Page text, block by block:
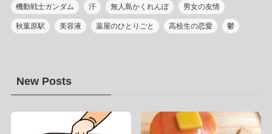
機動戦士ガンダム 汗 無人島かくれんぼ 男女の友情
秋葉原駅 美容液 薬屋のひとりごと 高校生の恋愛 鬱
New Posts